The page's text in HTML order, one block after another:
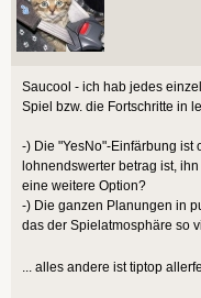
Saucool - ich hab jedes
Spiel bzw. die Fortschritte in
-) Die "YesNo"-Einfärbung ist
lohnendswerter betrag ist,
eine weitere Option?
-) Die ganzen Planungen in
das der Spielatmosphäre so
... alles andere ist tiptop